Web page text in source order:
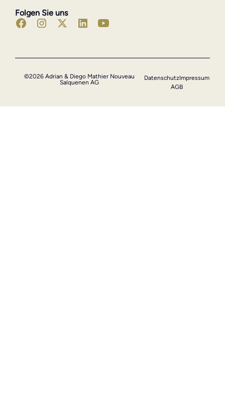
Folgen Sie uns
©2026 Adrian & Diego Mathier Nouveau
Salquenen AG
DatenschutzImpressum
AGB